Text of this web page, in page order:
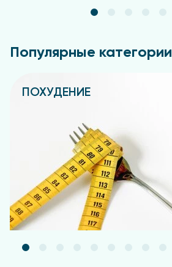
Популярные категории
ПОХУДЕНИЕ